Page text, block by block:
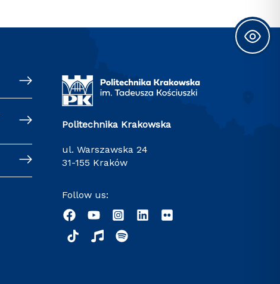
Politechnika Krakowska
ul. Warszawska 24
31-155 Kraków
Follow us: